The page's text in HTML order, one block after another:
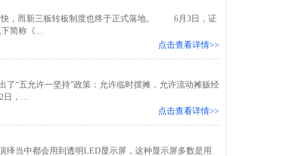
，而新三板转板制度也终于正式落地。 6月3日，证
简称《...
点击查看详情>>
“五允许一坚持”政策：允许临时摆摊，允许流动摊贩经
日，...
点击查看详情>>
绎当中都会用到透明LED显示屏，这种显示屏多数是用